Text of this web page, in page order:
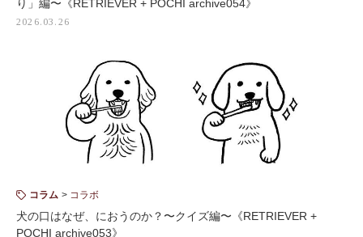
り」編〜《RETRIEVER + POCHI archive054》
2026.03.26
コラム コラボ
犬の口はなぜ、におうのか？〜クイズ編〜《RETRIEVER +
POCHI archive053》